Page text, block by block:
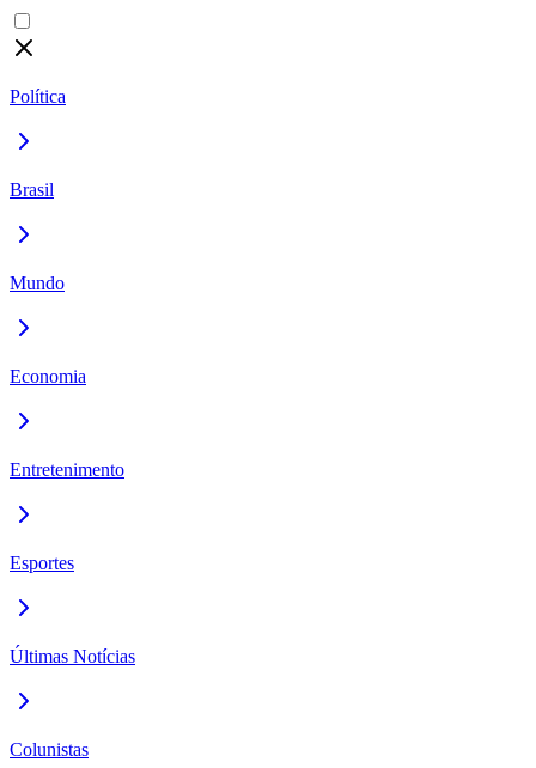
Política
Brasil
Mundo
Economia
Entretenimento
Esportes
Últimas Notícias
Colunistas